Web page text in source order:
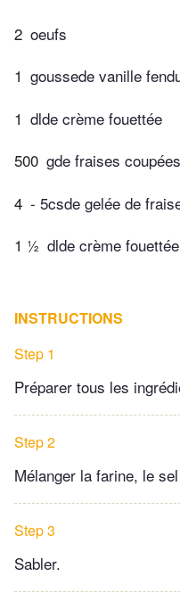
2 oeufs
1 goussede vanille
1 dlde crème fouettée
500 gde fraises
4 - 5csde gelée de
1 ½ dlde crème fouettée
INSTRUCTIONS
Step 1
Préparer tous les
Step 2
Mélanger la farine, le
Step 3
Sabler.